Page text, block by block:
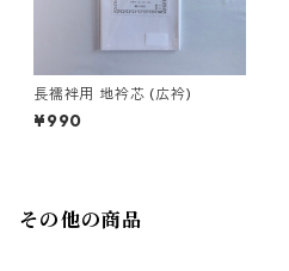
長襦袢用 地衿芯 (広衿)
¥990
その他の商品